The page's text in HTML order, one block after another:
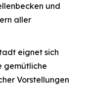
und
aller
eignet sich
gemütliche
Vorstellungen